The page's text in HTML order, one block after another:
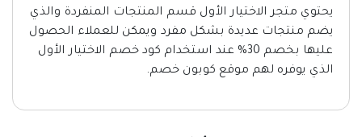
يحتوي متجر الاختيار الأول قسم المنتجات المنفردة والذي
يضم منتجات عديدة بشكل مفرد ويمكن للعملاء الحصول
عليها بخصم 30% عند استخدام كود خصم الاختيار الأول
الذي يوفره لهم موقع كوبون خصم.